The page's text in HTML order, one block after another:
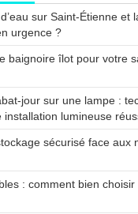
sur Saint-Étienne et
urgence ?
baignoire îlot pour votre
jour sur une lampe :
installation lumineuse
sécurisé face aux
: comment bien